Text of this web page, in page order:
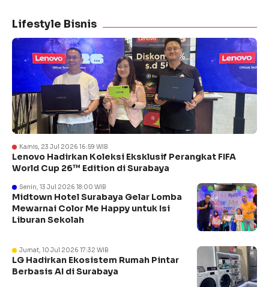
Lifestyle Bisnis
Kamis, 23 Jul 2026 16:59 WIB
Lenovo Hadirkan Koleksi Eksklusif Perangkat FIFA
World Cup 26™ Edition di Surabaya
Senin, 13 Jul 2026 18:00 WIB
Midtown Hotel Surabaya Gelar Lomba
Mewarnai Color Me Happy untuk Isi
Liburan Sekolah
Jumat, 10 Jul 2026 17:32 WIB
LG Hadirkan Ekosistem Rumah Pintar
Berbasis AI di Surabaya